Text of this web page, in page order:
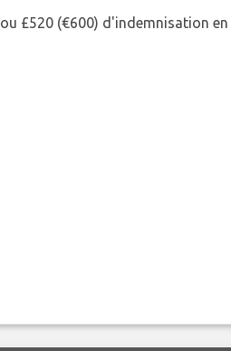
£520 (€600) d'indemnisation